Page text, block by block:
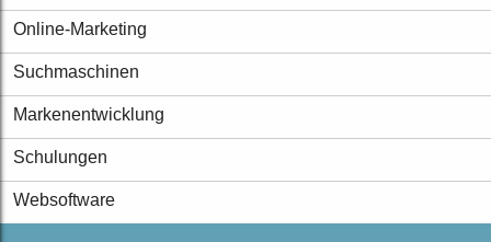
Online-Marketing
Suchmaschinen
Markenentwicklung
Schulungen
Websoftware